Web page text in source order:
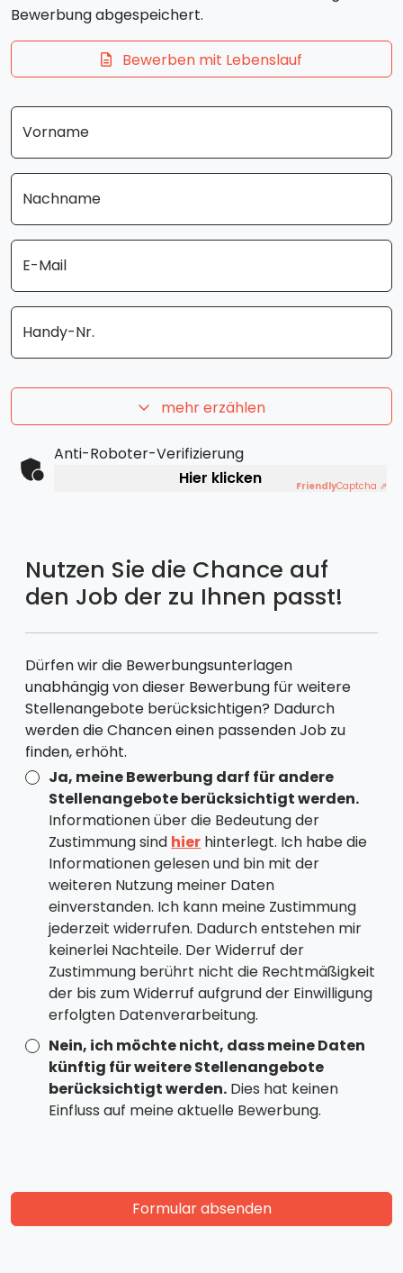
Bewerbung abgespeichert.
Bewerben mit Lebenslauf
Vorname
Nachname
E-Mail
Handy-Nr.
mehr erzählen
Anti-Roboter-Verifizierung
Hier klicken
FriendlyCaptcha ⇗
Nutzen Sie die Chance auf
den Job der zu Ihnen passt!
Dürfen wir die Bewerbungsunterlagen
unabhängig von dieser Bewerbung für weitere
Stellenangebote berücksichtigen? Dadurch
werden die Chancen einen passenden Job zu
finden, erhöht.
Ja, meine Bewerbung darf für andere
Stellenangebote berücksichtigt werden.
Informationen über die Bedeutung der
Zustimmung sind hier hinterlegt. Ich habe die
Informationen gelesen und bin mit der
weiteren Nutzung meiner Daten
einverstanden. Ich kann meine Zustimmung
jederzeit widerrufen. Dadurch entstehen mir
keinerlei Nachteile. Der Widerruf der
Zustimmung berührt nicht die Rechtmäßigkeit
der bis zum Widerruf aufgrund der Einwilligung
erfolgten Datenverarbeitung.
Nein, ich möchte nicht, dass meine Daten
künftig für weitere Stellenangebote
berücksichtigt werden. Dies hat keinen
Einfluss auf meine aktuelle Bewerbung.
Formular absenden